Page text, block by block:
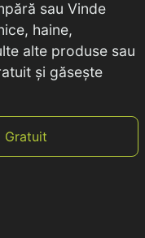
sau Vinde
haine,
alte produse sau
și găsește
Gratuit